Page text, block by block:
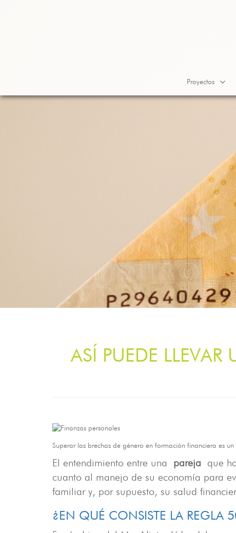
Proyectos
ASÍ PUEDE
Superar las brechas de género en formación financiera es
El entendimiento entre una pareja que
cuanto al manejo de su economía para
familiar y, por supuesto, su salud
¿EN QUÉ CONSISTE LA REGLA